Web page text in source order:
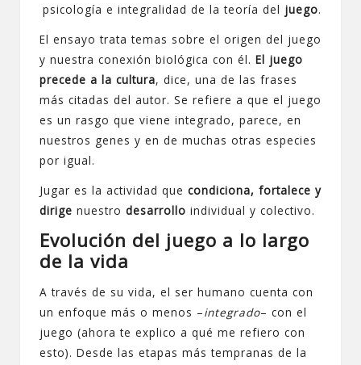
psicología e integralidad de la teoría del juego.
El ensayo trata temas sobre el origen del juego
y nuestra conexión biológica con él. El juego
precede a la cultura, dice, una de las frases
más citadas del autor. Se refiere a que el juego
es un rasgo que viene integrado, parece, en
nuestros genes y en de muchas otras especies
por igual.
Jugar es la actividad que condiciona, fortalece y
dirige nuestro desarrollo individual y colectivo.
Evolución del juego a lo largo
de la vida
A través de su vida, el ser humano cuenta con
un enfoque más o menos –integrado– con el
juego (ahora te explico a qué me refiero con
esto). Desde las etapas más tempranas de la